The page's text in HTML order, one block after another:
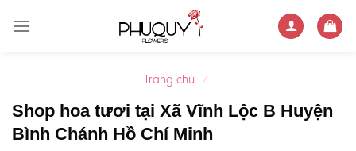
Trang chủ /
Shop hoa tươi tại Xã Vĩnh Lộc B Huyện
Bình Chánh Hồ Chí Minh